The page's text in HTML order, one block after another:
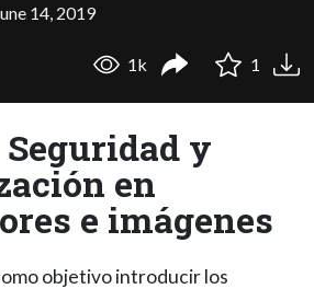
14, 2019
1k 1
Seguridad y
en
e imágenes
objetivo introducir los